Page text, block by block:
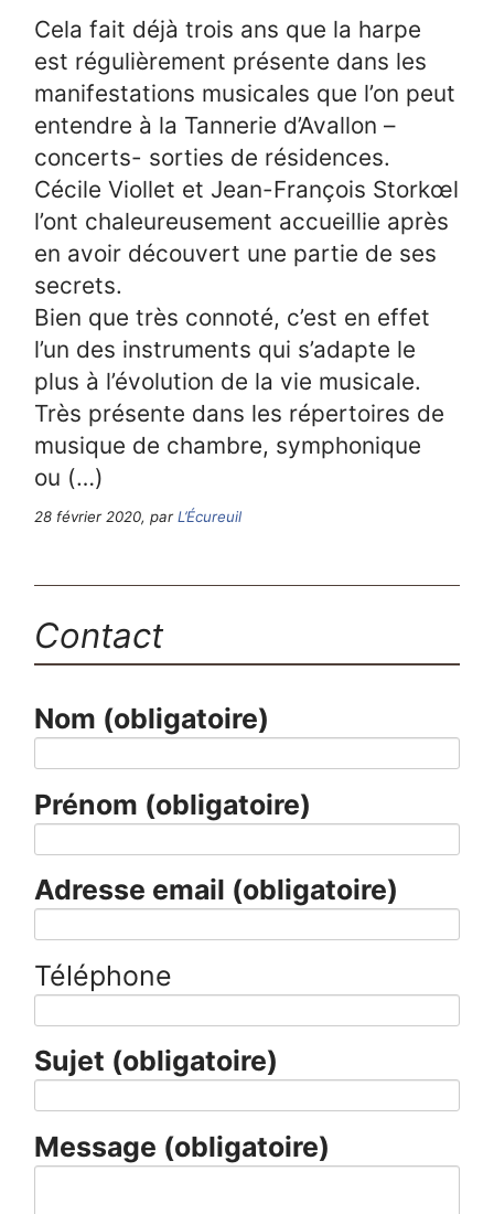
Cela fait déjà trois ans que la harpe
est régulièrement présente dans les
manifestations musicales que l’on peut
entendre à la Tannerie d’Avallon –
concerts- sorties de résidences.
Cécile Viollet et Jean-François Storkœl
l’ont chaleureusement accueillie après
en avoir découvert une partie de ses
secrets.
Bien que très connoté, c’est en effet
l’un des instruments qui s’adapte le
plus à l’évolution de la vie musicale.
Très présente dans les répertoires de
musique de chambre, symphonique
ou (…)
28 février 2020, parL’Écureuil
Contact
Nom (obligatoire)
Prénom (obligatoire)
Adresse email (obligatoire)
Téléphone
Sujet (obligatoire)
Message (obligatoire)